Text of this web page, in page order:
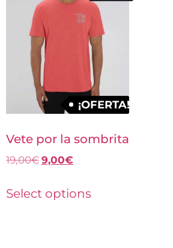
¡OFERTA!
Vete por la sombrita
19,00€9,00€
Select options